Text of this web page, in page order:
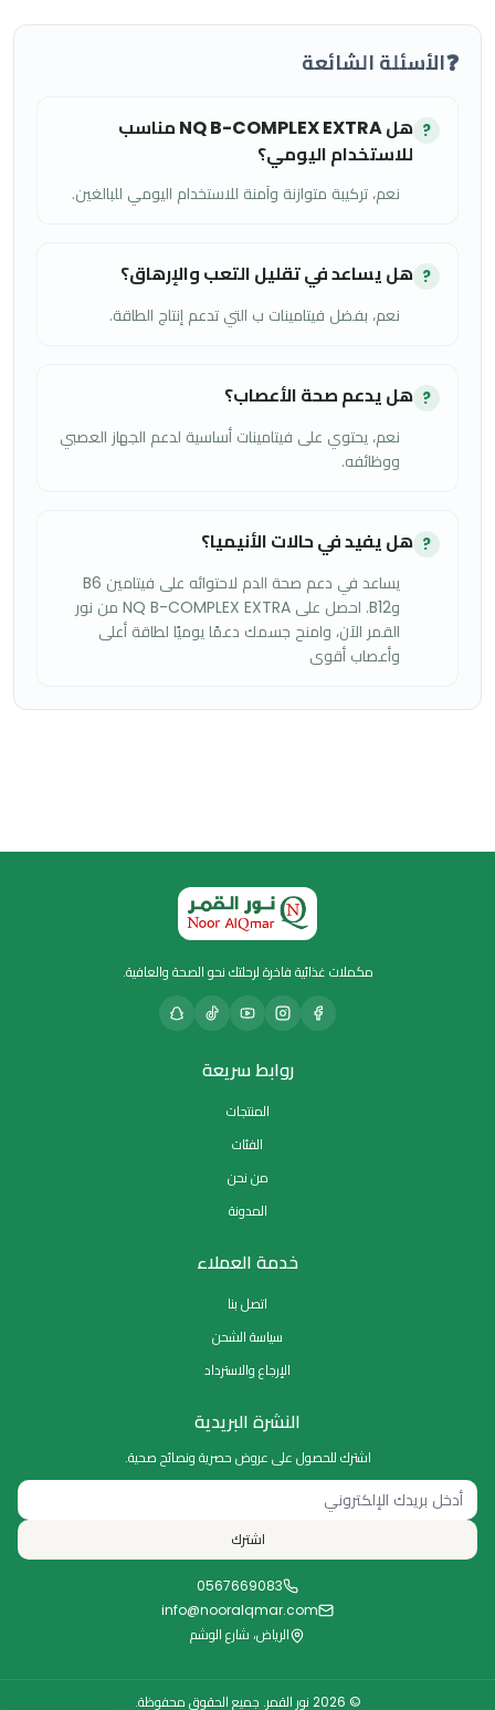
❓الأسئلة الشائعة
?
هل NQ B-COMPLEX EXTRA مناسب
للاستخدام اليومي؟
نعم، تركيبة متوازنة وآمنة للاستخدام اليومي للبالغين.
? هل يساعد في تقليل التعب والإرهاق؟
نعم، بفضل فيتامينات ب التي تدعم إنتاج الطاقة.
? هل يدعم صحة الأعصاب؟
نعم، يحتوي على فيتامينات أساسية لدعم الجهاز العصبي
ووظائفه.
? هل يفيد في حالات الأنيميا؟
يساعد في دعم صحة الدم لاحتوائه على فيتامين B6
وB12. احصل على NQ B-COMPLEX EXTRA من نور
القمر الآن، وامنح جسمك دعمًا يوميًا لطاقة أعلى
وأعصاب أقوى
مكملات غذائية فاخرة لرحلتك نحو الصحة والعافية.
روابط سريعة
المنتجات
الفئات
من نحن
المدونة
خدمة العملاء
اتصل بنا
سياسة الشحن
الإرجاع والاسترداد
النشرة البريدية
اشترك للحصول على عروض حصرية ونصائح صحية.
اشترك
0567669083
info@nooralqmar.com
الرياض، شارع الوشم
© 2026 نور القمر. جميع الحقوق محفوظة.